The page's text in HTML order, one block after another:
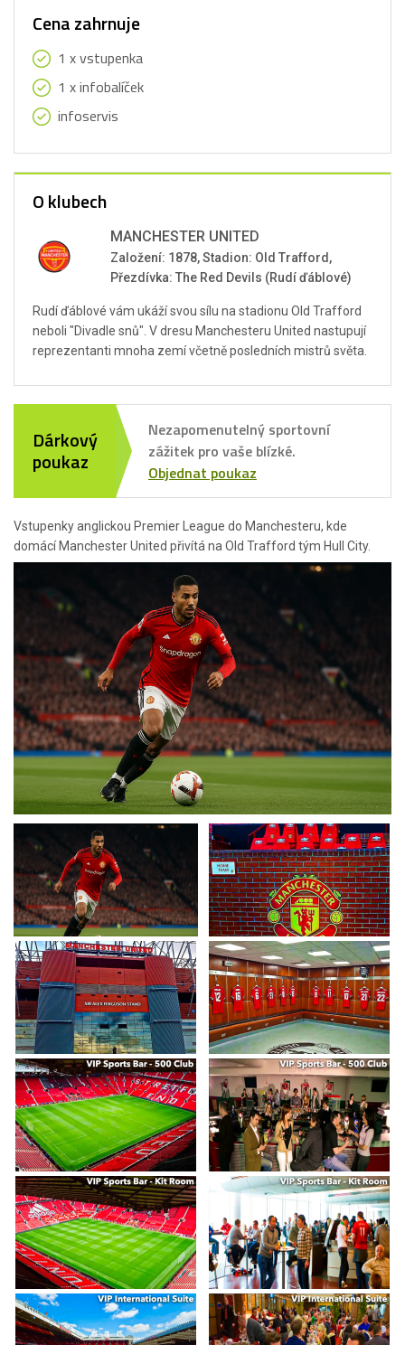
Vstupenky anglickou Premier League do Manchesteru, kde
domácí Manchester United přivítá na Old Trafford tým Hull City.
Cena zahrnuje
1 x vstupenka
1 x infobalíček
infoservis
O klubech
MANCHESTER UNITED
Založení: 1878, Stadion: Old Trafford,
Přezdívka: The Red Devils (Rudí ďáblové)
Rudí ďáblové vám ukáží svou sílu na stadionu Old Trafford
neboli "Divadle snů". V dresu Manchesteru United nastupují
reprezentanti mnoha zemí včetně posledních mistrů světa.
Dárkový
poukaz
Nezapomenutelný sportovní
zážitek pro vaše blízké.
Objednat poukaz